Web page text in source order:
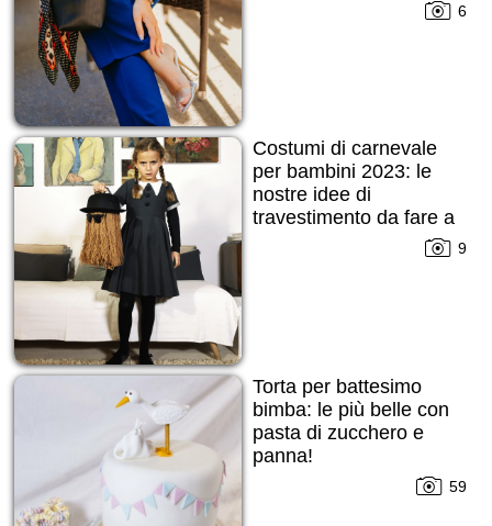
6
Costumi di carnevale
per bambini 2023: le
nostre idee di
travestimento da fare a
9
Torta per battesimo
bimba: le più belle con
pasta di zucchero e
panna!
59